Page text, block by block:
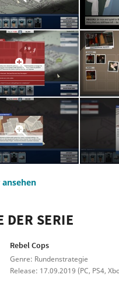
DER SERIE
Rebel Cops
Genre: Rundenstrategie
Release: 17.09.2019 (PC, PS4,